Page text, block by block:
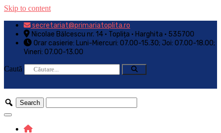
Skip to content
secretariat@primariatoplita.ro
Nicolae Bălcescu nr. 14 • Toplița • Harghita • 535700
Orar casierie: Luni-Miercuri: 07.00-15.30; Joi: 07.00-18.00;
Vineri: 07.00-13.00
Caută